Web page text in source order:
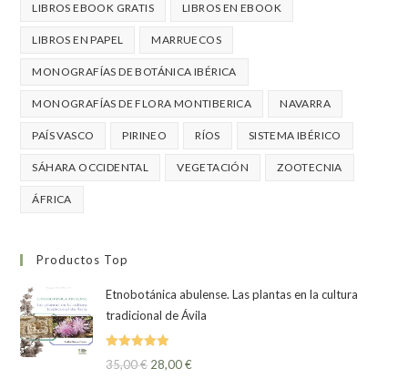
LIBROS EBOOK GRATIS LIBROS EN EBOOK
LIBROS EN PAPEL MARRUECOS
MONOGRAFÍAS DE BOTÁNICA IBÉRICA
MONOGRAFÍAS DE FLORA MONTIBERICA NAVARRA
PAÍS VASCO PIRINEO RÍOS SISTEMA IBÉRICO
SÁHARA OCCIDENTAL VEGETACIÓN ZOOTECNIA
ÁFRICA
Productos Top
Etnobotánica abulense. Las plantas en la cultura
tradicional de Ávila
Valorado
35,00€ 28,00€